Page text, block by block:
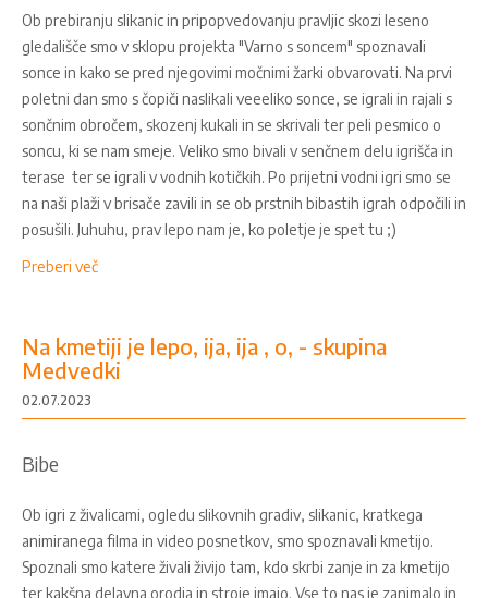
Ob prebiranju slikanic in pripopvedovanju pravljic skozi leseno
gledališče smo v sklopu projekta "Varno s soncem" spoznavali
sonce in kako se pred njegovimi močnimi žarki obvarovati. Na prvi
poletni dan smo s čopiči naslikali veeeliko sonce, se igrali in rajali s
sončnim obročem, skozenj kukali in se skrivali ter peli pesmico o
soncu, ki se nam smeje. Veliko smo bivali v senčnem delu igrišča in
terase ter se igrali v vodnih kotičkih. Po prijetni vodni igri smo se
na naši plaži v brisače zavili in se ob prstnih bibastih igrah odpočili in
posušili. Juhuhu, prav lepo nam je, ko poletje je spet tu ;)
Preberi več
Na kmetiji je lepo, ija, ija , o, - skupina
Medvedki
02.07.2023
Bibe
Ob igri z živalicami, ogledu slikovnih gradiv, slikanic, kratkega
animiranega filma in video posnetkov, smo spoznavali kmetijo.
Spoznali smo katere živali živijo tam, kdo skrbi zanje in za kmetijo
ter kakšna delavna orodja in stroje imajo. Vse to nas je zanimalo in